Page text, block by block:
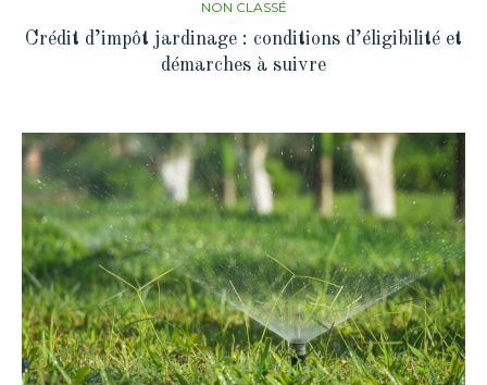
NON CLASSÉ
Crédit d’impôt jardinage : conditions d’éligibilité et
démarches à suivre